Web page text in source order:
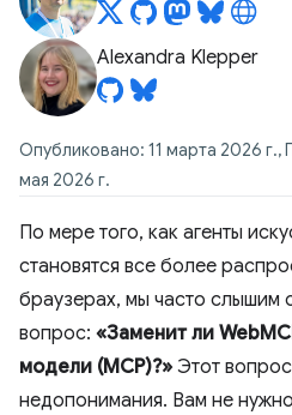
Alexandra Klepper
Опубликовано: 11 марта 2026 г.,
мая 2026 г.
По мере того, как агенты
становятся все более
браузерах, мы часто слышим
вопрос: «Заменит ли
модели (MCP)?» Этот
недопонимания. Вам не